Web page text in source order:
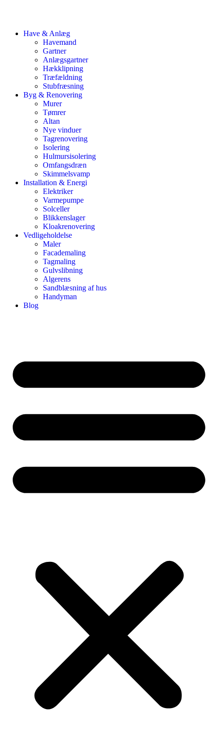
Have & Anlæg
Havemand
Gartner
Anlægsgartner
Hækklipning
Træfældning
Stubfræsning
Byg & Renovering
Murer
Tømrer
Altan
Nye vinduer
Tagrenovering
Isolering
Hulmursisolering
Omfangsdræn
Skimmelsvamp
Installation & Energi
Elektriker
Varmepumpe
Solceller
Blikkenslager
Kloakrenovering
Vedligeholdelse
Maler
Facademaling
Tagmaling
Gulvslibning
Algerens
Sandblæsning af hus
Handyman
Blog